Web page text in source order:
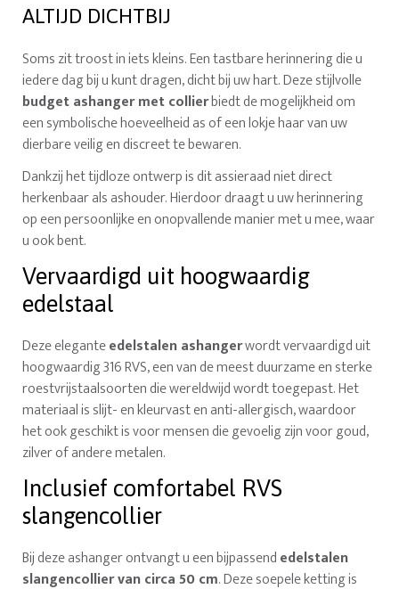
ALTIJD DICHTBIJ
Soms zit troost in iets kleins. Een tastbare herinnering die u
iedere dag bij u kunt dragen, dicht bij uw hart. Deze stijlvolle
budget ashanger met collierbiedt de mogelijkheid om
een symbolische hoeveelheid as of een lokje haar van uw
dierbare veilig en discreet te bewaren.
Dankzij het tijdloze ontwerp is dit assieraad niet direct
herkenbaar als ashouder. Hierdoor draagt u uw herinnering
op een persoonlijke en onopvallende manier met u mee, waar
u ook bent.
Vervaardigd uit hoogwaardig
edelstaal
Deze eleganteedelstalen ashangerwordt vervaardigd uit
hoogwaardig 316 RVS, een van de meest duurzame en sterke
roestvrijstaalsoorten die wereldwijd wordt toegepast. Het
materiaal is slijt- en kleurvast en anti-allergisch, waardoor
het ook geschikt is voor mensen die gevoelig zijn voor goud,
zilver of andere metalen.
Inclusief comfortabel RVS
slangencollier
Bij deze ashanger ontvangt u een bijpassendedelstalen
slangencollier van circa 50 cm. Deze soepele ketting is